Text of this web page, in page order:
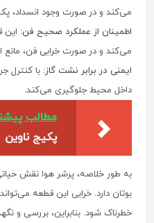
می‌کند و در صورت وجود انسداد،
اطمینان از عملکرد صحیح فن: این
می‌کند و در صورت خرابی فن،
ایمنی در برابر نشت گاز: با کنترل
داخل محیط جلوگیری می‌کند.
مطالب
پکیج ناوین
به طور خلاصه، پرشر هوا نقش
بوتان دارد. خرابی این قطعه
خطرناک شود. بنابراین، بررسی و